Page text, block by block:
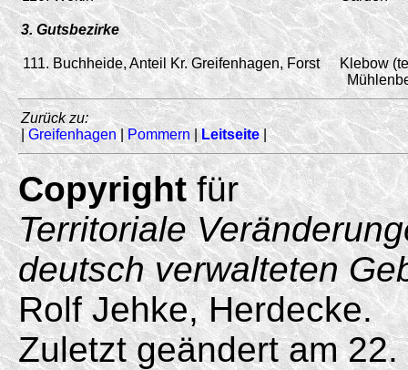
3. Gutsbezirke
111. Buchheide, Anteil Kr. Greifenhagen, Forst
Klebow
Zurück zu:
|Greifenhagen|Pommern Leitseite|
Copyrightfür
Territoriale
deutsch verwalteten
Rolf Jehke, Herdecke.
Zuletzt geändert am 22.